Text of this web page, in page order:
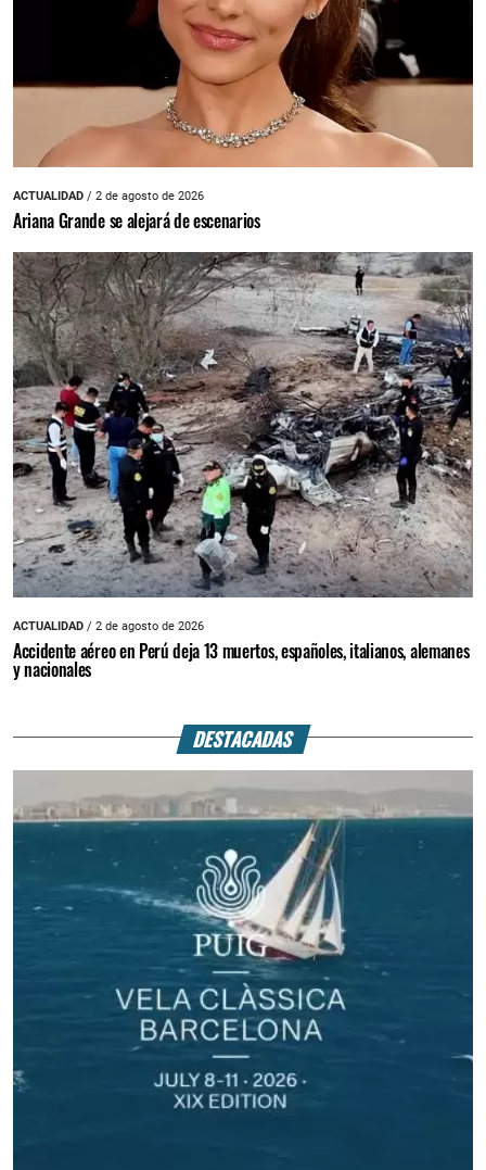
ACTUALIDAD / 2 de agosto de 2026
Ariana Grande se alejará de escenarios
ACTUALIDAD / 2 de agosto de 2026
Accidente aéreo en Perú deja 13 muertos, españoles, italianos, alemanes
y nacionales
DESTACADAS